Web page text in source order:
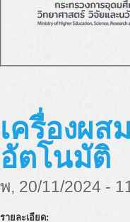
เครื่องผ
อัตโนมัติ
พ, 20/11/2024 -
รายละเอียด: